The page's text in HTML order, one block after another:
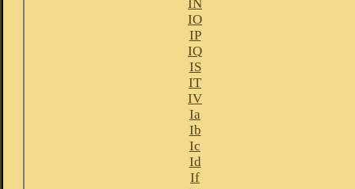
IN
IO
IP
IQ
IS
IT
IV
Ia
Ib
Ic
Id
If